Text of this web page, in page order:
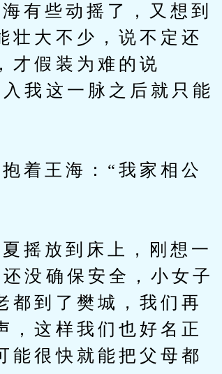
有些动摇了，又想到
壮大不少，说不定还
才假装为难的说
我这一脉之后就只能
着王海：“我家相公
摇放到床上，刚想一
没确保安全，小女子
都到了樊城，我们再
，这样我们也好名正
能很快就能把父母都